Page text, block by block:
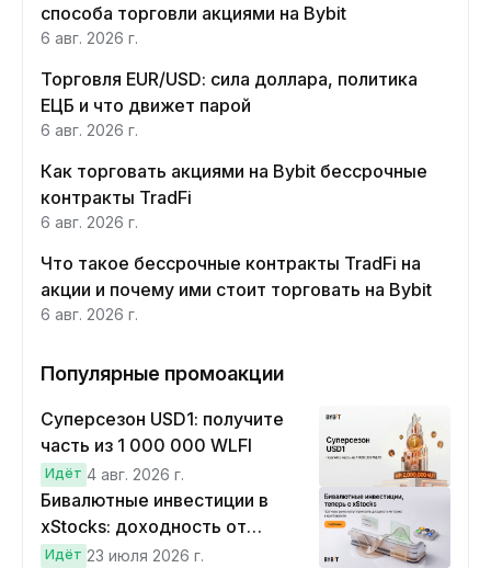
способа торговли акциями на Bybit
6 авг. 2026 г.
Торговля EUR/USD: сила доллара, политика
ЕЦБ и что движет парой
6 авг. 2026 г.
Как торговать акциями на Bybit бессрочные
контракты TradFi
6 авг. 2026 г.
Что такое бессрочные контракты TradFi на
акции и почему ими стоит торговать на Bybit
6 авг. 2026 г.
Популярные промоакции
Суперсезон USD1: получите
часть из 1 000 000 WLFI
Идёт 4 авг. 2026 г.
Бивалютные инвестиции в
xStocks: доходность от
прогнозов
Идёт 23 июля 2026 г.